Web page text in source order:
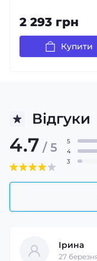
2 293 грн
Купити
Відгуки
4.7 / 5 5
4
3
Ірина
27